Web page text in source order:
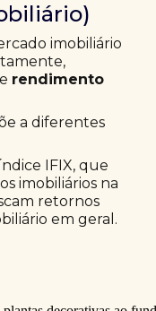
imobiliário
rendimento
a diferentes
IFIX, que
imobiliários na
retornos
em geral.